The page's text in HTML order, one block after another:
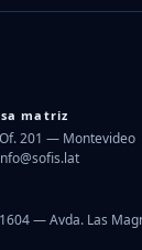
matriz
201 — Montevideo
— Avda. Las